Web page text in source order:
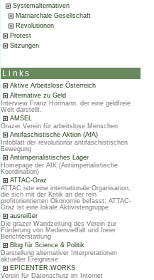
Systemalternativen
Matriarchale Gesellschaft
Revolutionen
Protest
Sitzungen
Links
Aktive Arbeitslose Österreich
Alternative zu Geld
Interview Franz Hörmann, der eine geldfreie
Welt darstellt.
AMSEL
Grazer Verein für arbeitslose Menschen
Antifaschistische Aktion (AfA)
Infoblatt der revolutionär antifaschistischen
Bewegung
Antiimperialistisches Lager
Homepage der AIK (Antiimperialistische
Koordination)
ATTAC-Graz
ATTAC iste eine internationale Organisation,
die sich mit der Kritik an der rein
profitorientierten Ökonomie befasst; ATTAC-
Graz ist eine lokale Aktivistengruppe
ausreißer
Die grazer Wandzeitung des Verein zur
Förderung von Medienvielfalt und freier
Berichterstattung
Blog für Science & Politik
Darstellung alternativer Interpretationen
aktueller Ereignisse
EPICENTER.WORKS
Verein für Datenschutz im Internet